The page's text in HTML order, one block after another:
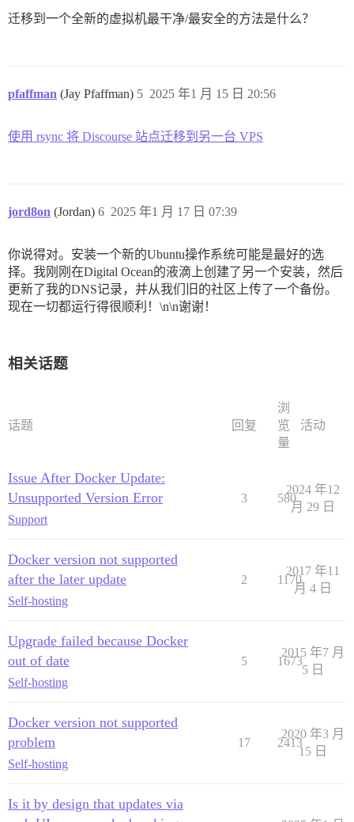
迁移到一个全新的虚拟机最干净/最安全的方法是什么？
pfaffman (Jay Pfaffman) 2025 年1 月 15 日 20:56
5
使用 rsync 将 Discourse 站点迁移到另一台 VPS
jord8on (Jordan) 2025 年1 月 17 日 07:39
6
你说得对。安装一个新的Ubuntu操作系统可能是最好的选
择。我刚刚在Digital Ocean的液滴上创建了另一个安装，然后
更新了我的DNS记录，并从我们旧的社区上传了一个备份。
现在一切都运行得很顺利！\n\n谢谢！
相关话题
话题 回复
浏
览
量
活动
Issue After Docker Update:
Unsupported Version Error
Support
3 580
2024 年12
月 29 日
Docker version not supported
after the later update
Self-hosting
2 1170
2017 年11
月 4 日
Upgrade failed because Docker
out of date
Self-hosting
5 1673
2015 年7 月
5 日
Docker version not supported
problem
Self-hosting
17 2413
2020 年3 月
15 日
Is it by design that updates via